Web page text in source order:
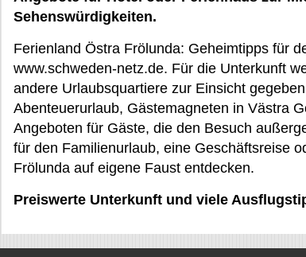
Sehenswürdigkeiten.
Ferienland Östra Frölunda: Geheimtipps für
www.schweden-netz.de. Für die Unterkunft
andere Urlaubsquartiere zur Einsicht
Abenteuerurlaub, Gästemagneten in Västra
Angeboten für Gäste, die den Besuch
für den Familienurlaub, eine Geschäftsreise
Frölunda auf eigene Faust entdecken.
Preiswerte Unterkunft und viele